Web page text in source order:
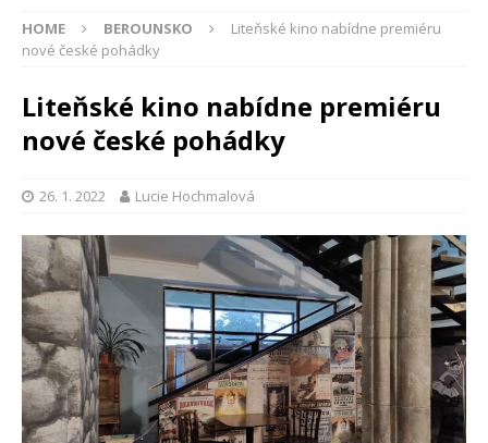
HOME BEROUNSKO
Liteňské kino nabídne premiéru
nové české pohádky
Liteňské kino nabídne premiéru
nové české pohádky
26. 1. 2022 Lucie Hochmalová